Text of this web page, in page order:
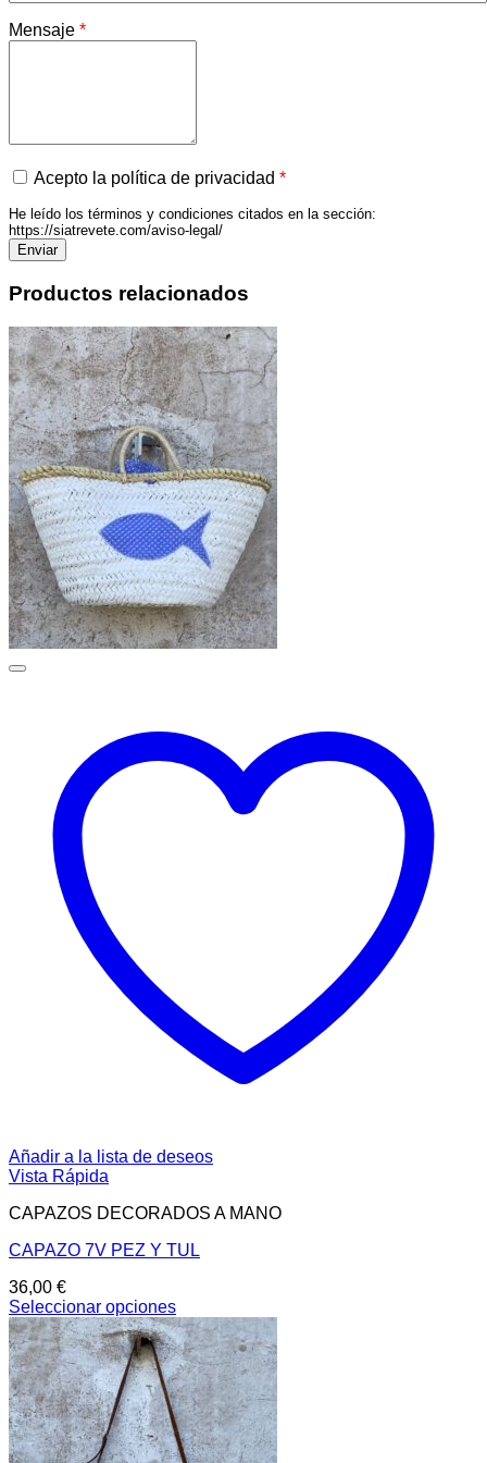
Mensaje *
Acepto la política de privacidad *
He leído los términos y condiciones citados en la sección:
https://siatrevete.com/aviso-legal/
Productos relacionados
Añadir a la lista de deseos
Vista Rápida
CAPAZOS DECORADOS A MANO
CAPAZO 7V PEZ Y TUL
36,00 €
Seleccionar opciones
Este
producto
tiene
múltiples
variantes.
Las
opciones